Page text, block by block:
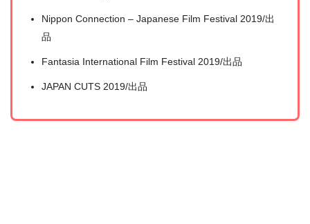
Nippon Connection – Japanese Film Festival 2019/出
品
Fantasia International Film Festival 2019/出品
JAPAN CUTS 2019/出品